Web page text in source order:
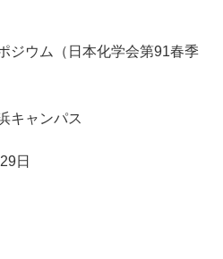
ジウム（日本化学会第91春季
キャンパス
日